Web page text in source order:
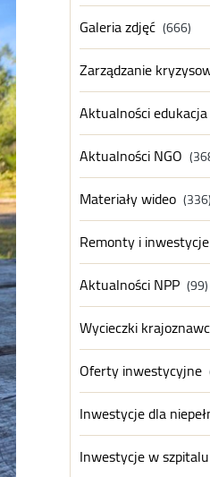
Galeria zdjęć (666)
Zarządzanie
Aktualności edukacja
Aktualności NGO
Materiały wideo (336)
Remonty i inwestycje
Aktualności NPP (99)
Wycieczki
Oferty inwestycyjne
Inwestycje dla
Inwestycje w szpitalu